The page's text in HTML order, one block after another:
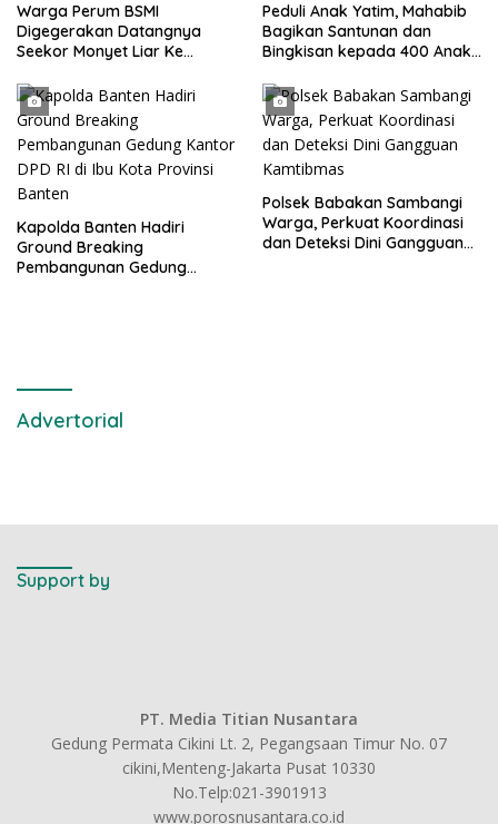
Warga Perum BSMI
Digegerakan Datangnya
Seekor Monyet Liar Ke
Peduli Anak Yatim, Mahabib
Bagikan Santunan dan
Bingkisan kepada 400 Anak
Kapolda Banten Hadiri
Ground Breaking
Pembangunan Gedung
Polsek Babakan Sambangi
Warga, Perkuat Koordinasi
dan Deteksi Dini Gangguan
Advertorial
Support by
PT. Media Titian Nusantara
Gedung Permata Cikini Lt. 2, Pegangsaan Timur No. 07
cikini,Menteng-Jakarta Pusat 10330
No.Telp:021-3901913
www.porosnusantara.co.id